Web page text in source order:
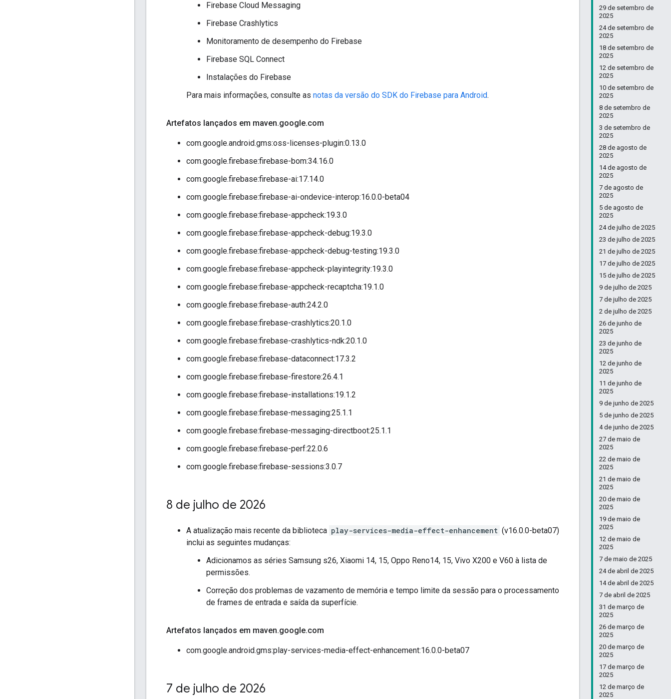
29 de setembro de
2025
24 de setembro de
2025
18 de setembro de
2025
12 de setembro de
2025
10 de setembro de
2025
8 de setembro de
2025
3 de setembro de
2025
28 de agosto de
2025
14 de agosto de
2025
7 de agosto de
2025
5 de agosto de
2025
24 de julho de 2025
23 de julho de 2025
21 de julho de 2025
17 de julho de 2025
15 de julho de 2025
9 de julho de 2025
7 de julho de 2025
2 de julho de 2025
26 de junho de
2025
23 de junho de
2025
12 de junho de
2025
11 de junho de
2025
9 de junho de 2025
5 de junho de 2025
4 de junho de 2025
27 de maio de
2025
22 de maio de
2025
21 de maio de
2025
20 de maio de
2025
19 de maio de
2025
12 de maio de
2025
7 de maio de 2025
24 de abril de 2025
14 de abril de 2025
7 de abril de 2025
31 de março de
2025
26 de março de
2025
20 de março de
2025
17 de março de
2025
12 de março de
2025
Firebase Cloud Messaging
Firebase Crashlytics
Monitoramento de desempenho do Firebase
Firebase SQL Connect
Instalações do Firebase
Para mais informações, consulte as notas da versão do SDK do Firebase para Android.
Artefatos lançados em maven.google.com
com.google.android.gms:oss-licenses-plugin:0.13.0
com.google.firebase:firebase-bom:34.16.0
com.google.firebase:firebase-ai:17.14.0
com.google.firebase:firebase-ai-ondevice-interop:16.0.0-beta04
com.google.firebase:firebase-appcheck:19.3.0
com.google.firebase:firebase-appcheck-debug:19.3.0
com.google.firebase:firebase-appcheck-debug-testing:19.3.0
com.google.firebase:firebase-appcheck-playintegrity:19.3.0
com.google.firebase:firebase-appcheck-recaptcha:19.1.0
com.google.firebase:firebase-auth:24.2.0
com.google.firebase:firebase-crashlytics:20.1.0
com.google.firebase:firebase-crashlytics-ndk:20.1.0
com.google.firebase:firebase-dataconnect:17.3.2
com.google.firebase:firebase-firestore:26.4.1
com.google.firebase:firebase-installations:19.1.2
com.google.firebase:firebase-messaging:25.1.1
com.google.firebase:firebase-messaging-directboot:25.1.1
com.google.firebase:firebase-perf:22.0.6
com.google.firebase:firebase-sessions:3.0.7
8 de julho de 2026
A atualização mais recente da biblioteca play-services-media-effect-enhancement (v16.0.0-beta07)
inclui as seguintes mudanças:
Adicionamos as séries Samsung s26, Xiaomi 14, 15, Oppo Reno14, 15, Vivo X200 e V60 à lista de
permissões.
Correção dos problemas de vazamento de memória e tempo limite da sessão para o processamento
de frames de entrada e saída da superfície.
Artefatos lançados em maven.google.com
com.google.android.gms:play-services-media-effect-enhancement:16.0.0-beta07
7 de julho de 2026